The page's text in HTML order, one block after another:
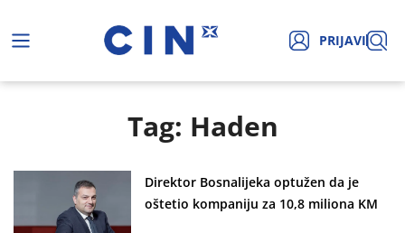
PRIJAVI
Tag: Haden
Direktor Bosnalijeka optužen da je
oštetio kompaniju za 10,8 miliona KM